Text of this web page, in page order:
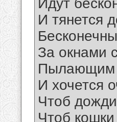
Идут
И тянется
За окнами
Пылающим
И хочется
Чтоб
Чтоб